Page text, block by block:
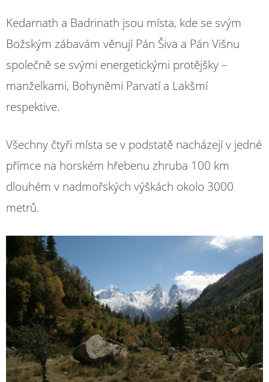
Kedarnath a Badrinath jsou místa, kde se svým
Božským zábavám věnují Pán Šiva a Pán Višnu
společně se svými energetickými protějšky –
manželkami, Bohyněmi Parvatí a Lakšmí
respektive.
Všechny čtyři místa se v podstatě nacházejí v jedné
přímce na horském hřebenu zhruba 100 km
dlouhém v nadmořských výškách okolo 3000
metrů.